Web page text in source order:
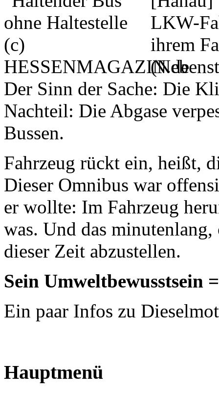
LKW-
ihrem
Der Sinn der Sache: Die
Nachteil: Die Abgase
Bussen.
Fahrzeug rückt ein, heißt,
Dieser Omnibus war
er wollte: Im Fahrzeug
was. Und das
dieser Zeit abzustellen.
Sein Umweltbewusstsein
Ein paar Infos zu
Hauptmenü